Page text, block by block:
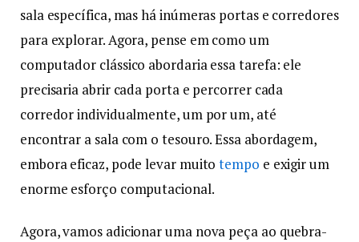
sala específica, mas há inúmeras portas e corredores
para explorar. Agora, pense em como um
computador clássico abordaria essa tarefa: ele
precisaria abrir cada porta e percorrer cada
corredor individualmente, um por um, até
encontrar a sala com o tesouro. Essa abordagem,
embora eficaz, pode levar muitotempo e exigir um
enorme esforço computacional.
Agora, vamos adicionar uma nova peça ao quebra-